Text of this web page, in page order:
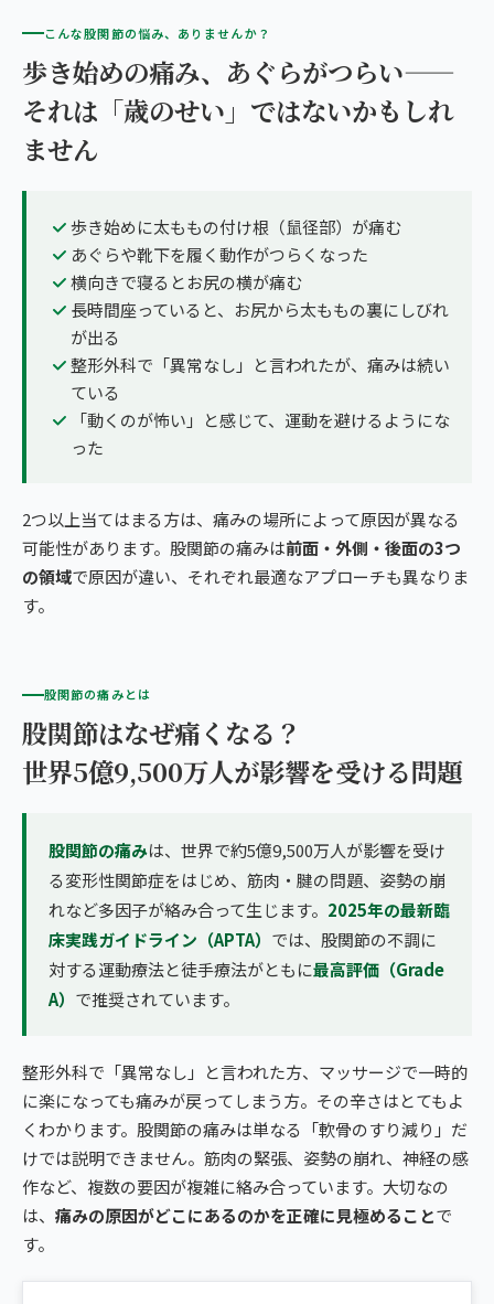
こんな股関節の悩み、ありませんか？
歩き始めの痛み、あぐらがつらい——
それは「歳のせい」ではないかもしれ
ません
歩き始めに太ももの付け根（鼠径部）が痛む
あぐらや靴下を履く動作がつらくなった
横向きで寝るとお尻の横が痛む
長時間座っていると、お尻から太ももの裏にしびれ
が出る
整形外科で「異常なし」と言われたが、痛みは続い
ている
「動くのが怖い」と感じて、運動を避けるようにな
った
2つ以上当てはまる方は、痛みの場所によって原因が異なる
可能性があります。股関節の痛みは前面・外側・後面の3つ
の領域で原因が違い、それぞれ最適なアプローチも異なりま
す。
股関節の痛みとは
股関節はなぜ痛くなる？
世界5億9,500万人が影響を受ける問題
股関節の痛みは、世界で約5億9,500万人が影響を受け
る変形性関節症をはじめ、筋肉・腱の問題、姿勢の崩
れなど多因子が絡み合って生じます。 2025年の最新臨
床実践ガイドライン（APTA） では、股関節の不調に
対する運動療法と徒手療法がともに最高評価（Grade
A） で推奨されています。
整形外科で「異常なし」と言われた方、マッサージで一時的
に楽になっても痛みが戻ってしまう方。その辛さはとてもよ
くわかります。股関節の痛みは単なる「軟骨のすり減り」だ
けでは説明できません。筋肉の緊張、姿勢の崩れ、神経の感
作など、複数の要因が複雑に絡み合っています。大切なの
は、 痛みの原因がどこにあるのかを正確に見極めることで
す。